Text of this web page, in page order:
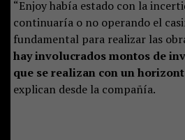
“Enjoy había estado con la
continuaría o no operando el
fundamental para realizar las
hay involucrados montos de
que se realizan con un
explican desde la compañía.